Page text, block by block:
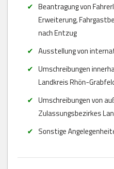
Beantragung von
Erweiterung,
nach Entzug
Ausstellung von
Umschreibungen
Landkreis Rhön-
Umschreibungen von
Zulassungsbezirkes
Sonstige